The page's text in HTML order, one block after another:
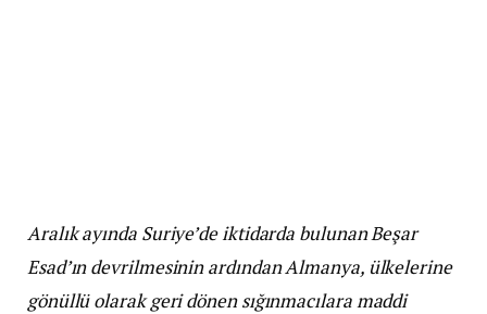
Aralık ayında Suriye’de iktidarda bulunan Beşar
Esad’ın devrilmesinin ardından Almanya, ülkelerine
gönüllü olarak geri dönen sığınmacılara maddi